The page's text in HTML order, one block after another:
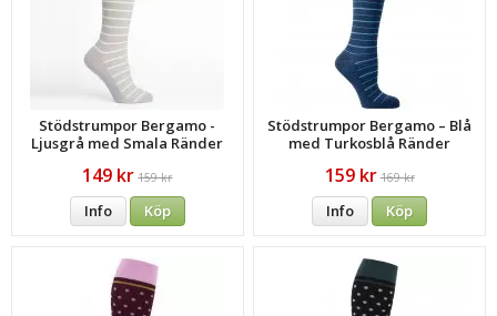
Stödstrumpor Bergamo -
Ljusgrå med Smala Ränder
149 kr 159 kr
Info Köp
Stödstrumpor Bergamo – Blå
med Turkosblå Ränder
159 kr 169 kr
Info Köp